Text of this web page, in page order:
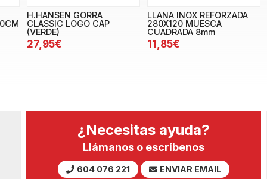
H.HANSEN GORRA
CLASSIC LOGO CAP
(VERDE)
27,95€
LLANA INOX REFORZADA
280X120 MUESCA
CUADRADA 8mm
11,85€
¿Necesitas ayuda?
Llámanos o escríbenos
604 076 221
ENVIAR EMAIL